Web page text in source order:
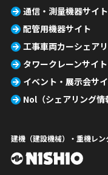
通信・測量機器サイト
配管用機器サイト
工事車両カーシェア
タワークレーンサイト
イベント・展示会サ
Nol（シェアリング情
建機（建設機械）・重機レ